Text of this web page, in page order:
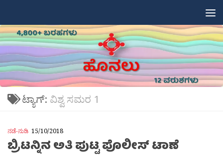
ಟ್ಯಾಗ್: ವಿಶ್ವ ಸಮರ 1
ನಡೆ-ನುಡಿ 15/10/2018
ಬ್ರಿಟನ್ನಿನ ಅತಿ ಪುಟ್ಟ ಪೊಲೀಸ್ ಟಾಣೆ